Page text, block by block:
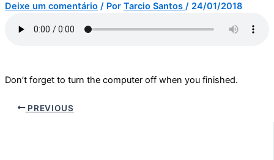
Deixe um comentário / Por Tarcio Santos / 24/01/2018
Don’t forget to turn the computer off when you finished.
PREVIOUS